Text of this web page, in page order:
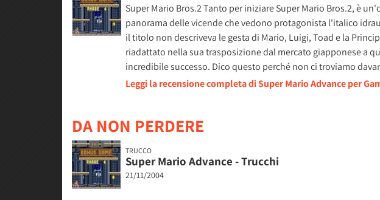
Super Mario Bros.2 Tanto per iniziare Super Mario Bros.2, è
panorama delle vicende che vedono protagonista l'italico
il titolo non descriveva le gesta di Mario, Luigi, Toad e la
riadattato nella sua trasposizione dal mercato giapponese a
incredibile successo. Dico questo perché non ci troviamo
Leggi la recensione completa di Super Mario Advance per
DA NON PERDERE
TRUCCO
Super Mario Advance - Trucchi
21/11/2004